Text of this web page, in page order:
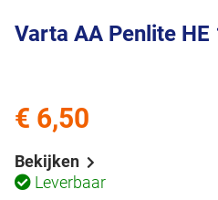
Varta AA Penlite
Bekijken
Leverbaar
€ 6,50